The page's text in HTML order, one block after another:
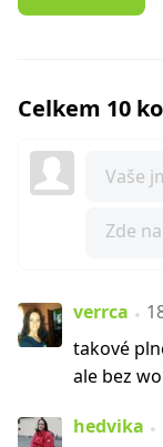
Celkem 10
verrca
takové
ale bez
hedvika